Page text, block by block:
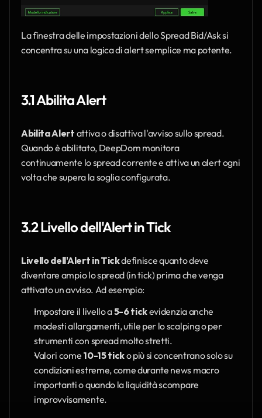
La finestra delle impostazioni dello Spread Bid/Ask si
concentra su una logica di alert semplice ma potente.
3.1 Abilita Alert
Abilita Alert attiva o disattiva l'avviso sullo spread.
Quando è abilitato, DeepDom monitora
continuamente lo spread corrente e attiva un alert ogni
volta che supera la soglia configurata.
3.2 Livello dell'Alert in Tick
Livello dell'Alert in Tick definisce quanto deve
diventare ampio lo spread (in tick) prima che venga
attivato un avviso. Ad esempio:
Impostare il livello a 5-6 tick evidenzia anche
modesti allargamenti, utile per lo scalping o per
strumenti con spread molto stretti.
Valori come 10-15 tick o più si concentrano solo su
condizioni estreme, come durante news macro
importanti o quando la liquidità scompare
improvvisamente.